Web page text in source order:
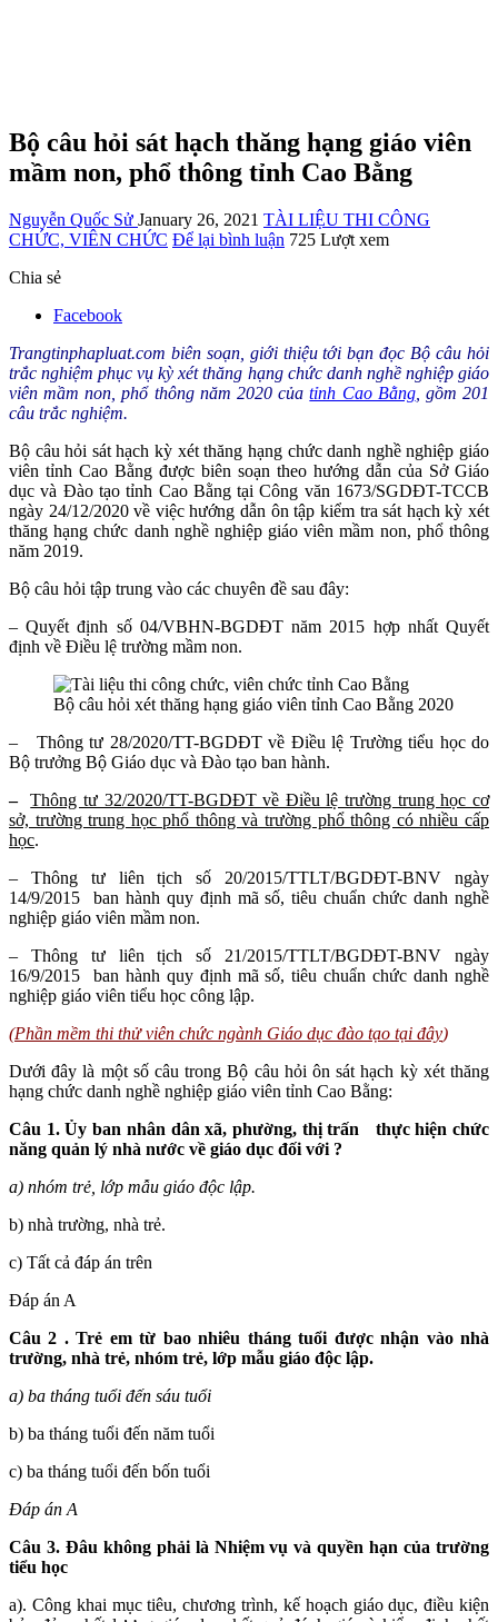
Bộ câu hỏi sát hạch thăng hạng giáo viên
mầm non, phổ thông tỉnh Cao Bằng
Nguyễn Quốc Sử January 26, 2021 TÀI LIỆU THI CÔNG
CHỨC, VIÊN CHỨC Để lại bình luận 725 Lượt xem
Chia sẻ
Facebook
Trangtinphapluat.com biên soạn, giới thiệu tới bạn đọc Bộ câu hỏi
trắc nghiệm phục vụ kỳ xét thăng hạng chức danh nghề nghiệp giáo
viên mầm non, phổ thông năm 2020 củatỉnh Cao Bằng, gồm 201
câu trắc nghiệm.
Bộ câu hỏi sát hạch kỳ xét thăng hạng chức danh nghề nghiệp giáo
viên tỉnh Cao Bằng được biên soạn theo hướng dẫn của Sở Giáo
dục và Đào tạo tỉnh Cao Bằng tại Công văn 1673/SGDĐT-TCCB
ngày 24/12/2020 về việc hướng dẫn ôn tập kiểm tra sát hạch kỳ xét
thăng hạng chức danh nghề nghiệp giáo viên mầm non, phổ thông
năm 2019.
Bộ câu hỏi tập trung vào các chuyên đề sau đây:
– Quyết định số 04/VBHN-BGDĐT năm 2015 hợp nhất Quyết
định về Điều lệ trường mầm non.
Bộ câu hỏi xét thăng hạng giáo viên tỉnh Cao Bằng 2020
– Thông tư 28/2020/TT-BGDĐT về Điều lệ Trường tiểu học do
Bộ trưởng Bộ Giáo dục và Đào tạo ban hành.
–
Thông tư 32/2020/TT-BGDĐT về Điều lệ trường trung học cơ
sở, trường trung học phổ thông và trường phổ thông có nhiều cấp
học.
– Thông tư liên tịch số 20/2015/TTLT/BGDĐT-BNV ngày
14/9/2015 ban hành quy định mã số, tiêu chuẩn chức danh nghề
nghiệp giáo viên mầm non.
– Thông tư liên tịch số 21/2015/TTLT/BGDĐT-BNV ngày
16/9/2015 ban hành quy định mã số, tiêu chuẩn chức danh nghề
nghiệp giáo viên tiểu học công lập.
(Phần mềm thi thử viên chức ngành Giáo dục đào tạo tại đây)
Dưới đây là một số câu trong Bộ câu hỏi ôn sát hạch kỳ xét thăng
hạng chức danh nghề nghiệp giáo viên tỉnh Cao Bằng:
Câu 1. Ủy ban nhân dân xã, phường, thị trấn
thực hiện chức
năng quản lý nhà nước về giáo dục đối với ?
a) nhóm trẻ, lớp mẫu giáo độc lập.
b) nhà trường, nhà trẻ.
c) Tất cả đáp án trên
Đáp án A
Câu 2 . Trẻ em từ bao nhiêu tháng tuổi được nhận vào nhà
trường, nhà trẻ, nhóm trẻ, lớp mẫu giáo độc lập.
a) ba tháng tuổi đến sáu tuổi
b) ba tháng tuổi đến năm tuổi
c) ba tháng tuổi đến bốn tuổi
Đáp án A
Câu 3. Đâu không phải là Nhiệm vụ và quyền hạn của trường
tiểu học
a). Công khai mục tiêu, chương trình, kế hoạch giáo dục, điều kiện